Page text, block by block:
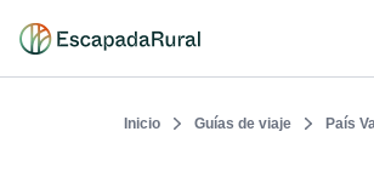
Inicio Guías de viaje País